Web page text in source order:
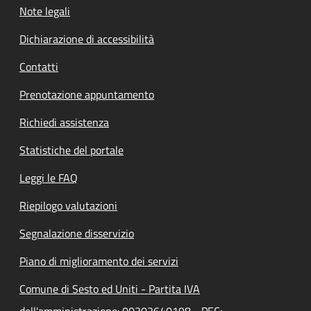
Note legali
Dichiarazione di accessibilità
Contatti
Prenotazione appuntamento
Richiedi assistenza
Statistiche del portale
Leggi le FAQ
Riepilogo valutazioni
Segnalazione disservizio
Piano di miglioramento dei servizi
Comune di Sesto ed Uniti - Partita IVA